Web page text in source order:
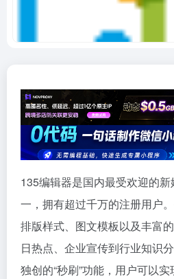
135编辑器是国内最受欢迎的
一，拥有超过千万的注册用户
排版样式、图文模板以及丰富
日热点、企业宣传到行业知识
独创的“秒刷”功能，用户可以